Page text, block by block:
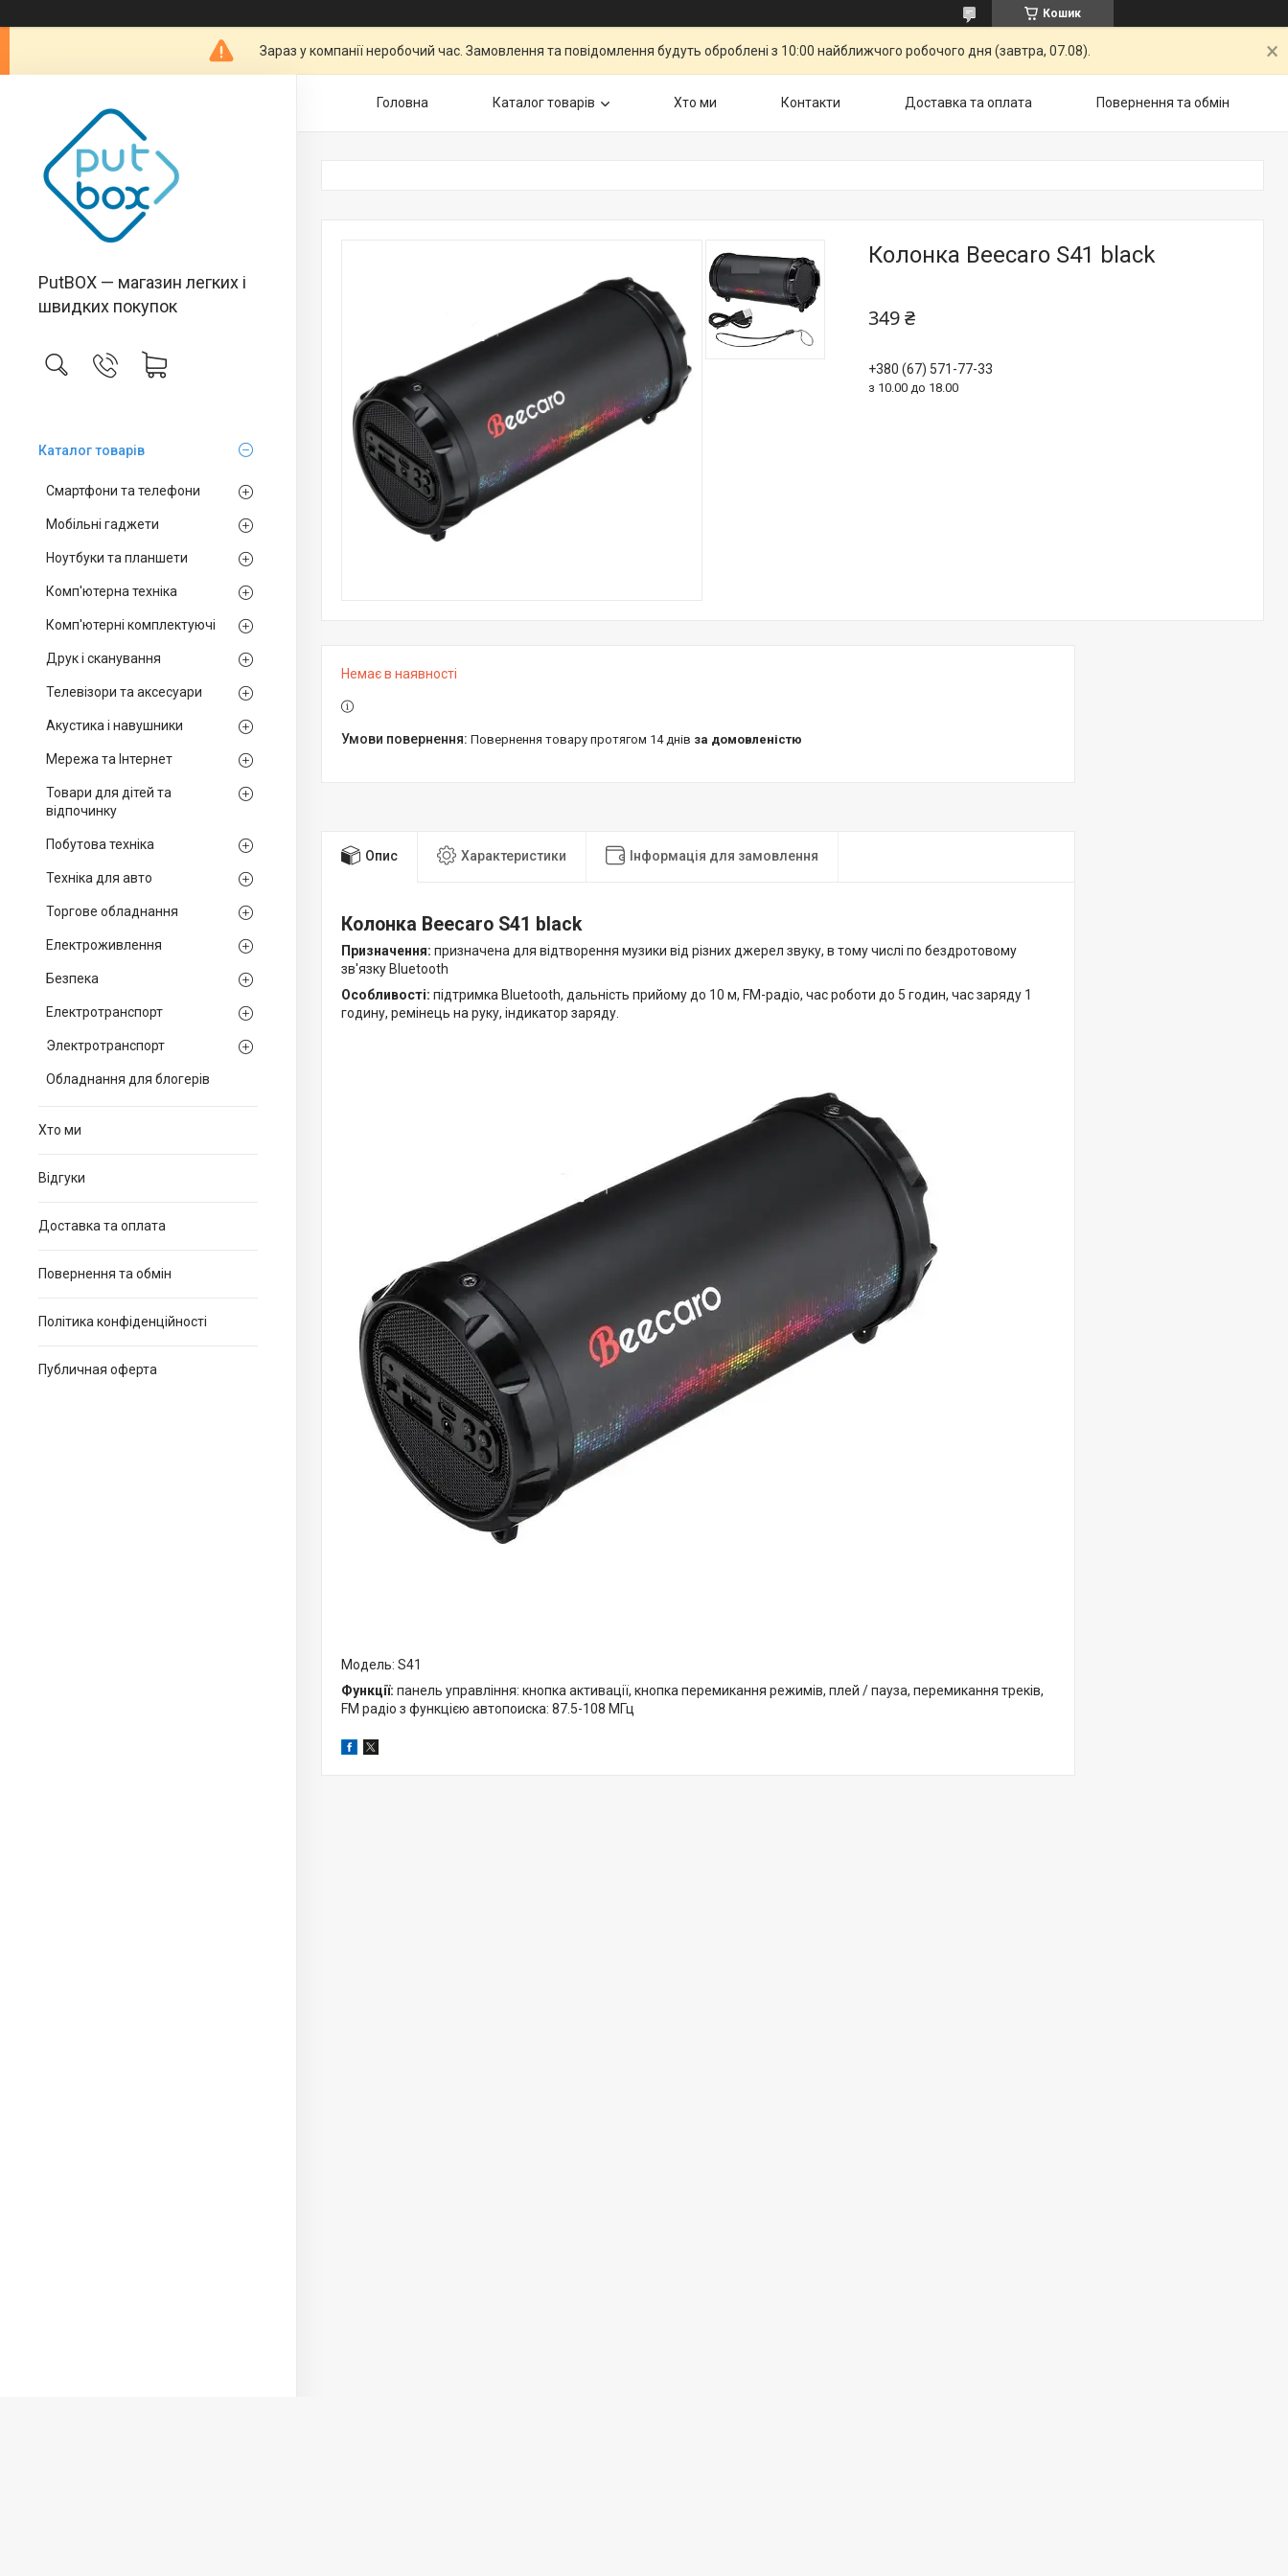
Кошик
Зараз у компанії неробочий час. Замовлення та повідомлення будуть оброблені з 10:00 найближчого робочого дня (завтра, 07.08).
PutBOX — магазин легких і
швидких покупок
Каталог товарiв
Смартфони та телефони
Мобільні гаджети
Ноутбуки та планшети
Комп'ютерна техніка
Комп'ютерні комплектуючі
Друк і сканування
Телевізори та аксесуари
Акустика і навушники
Мережа та Інтернет
Товари для дітей та
відпочинку
Побутова техніка
Техніка для авто
Торгове обладнання
Електроживлення
Безпека
Електротранспорт
Электротранспорт
Обладнання для блогерів
Хто ми
Вiдгуки
Доставка та оплата
Повернення та обмiн
Політика конфіденційності
Публичная оферта
Головна Каталог товарiв Хто ми Контакти Доставка та оплата Повернення та обмiн
Колонка Beecaro S41 black
349 ₴
+380 (67) 571-77-33
з 10.00 до 18.00
Немає в наявності
повернення товару протягом 14 днів за домовленістю
Опис Характеристики Інформація для замовлення
Колонка Beecaro S41 black
Призначення: призначена для відтворення музики від різних джерел звуку, в тому числі по бездротовому
зв'язку Bluetooth
Особливості: підтримка Bluetooth, дальність прийому до 10 м, FM-радіо, час роботи до 5 годин, час заряду 1
годину, ремінець на руку, індикатор заряду.
Модель: S41
Функції: панель управління: кнопка активації, кнопка перемикання режимів, плей / пауза, перемикання треків,
FM радіо з функцією автопоиска: 87.5-108 МГц